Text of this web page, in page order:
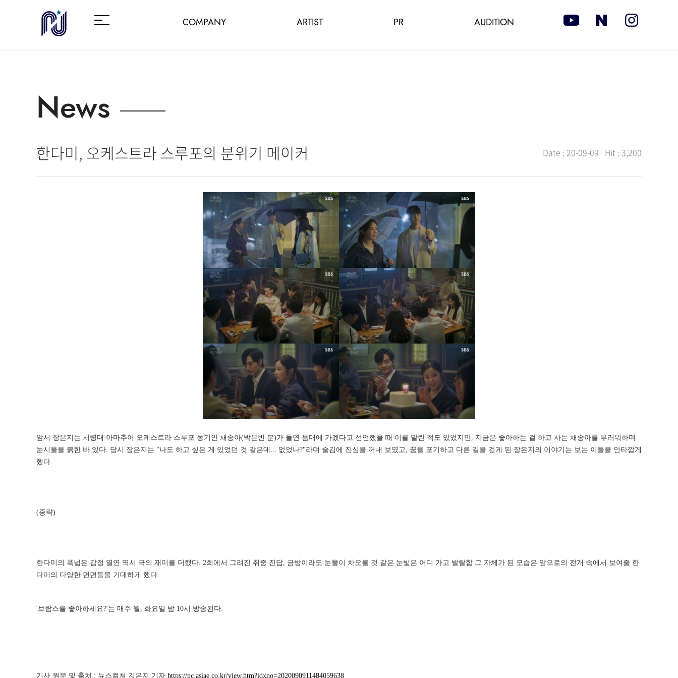
COMPANY ARTIST PR AUDITION
News
한다미, 오케스트라 스루포의 분위기 메이커 Date : 20-09-09 Hit : 3,200
앞서 장은지는 서령대 아마추어 오케스트라 스루포 동기인 채송아(박은빈 분)가 돌연 음대에 가겠다고 선언했을 때 이를 말린 적도 있었지만, 지금은 좋아하는 걸 하고 사는 채송아를 부러워하며
눈시울을 붉힌 바 있다. 당시 장은지는 "나도 하고 싶은 게 있었던 것 같은데... 없었나?"라며 술김에 진심을 꺼내 보였고, 꿈을 포기하고 다른 길을 걷게 된 장은지의 이야기는 보는 이들을 안타깝게
했다.
(중략)
한다미의 폭넓은 감정 열연 역시 극의 재미를 더했다. 2회에서 그려진 취중 진담, 금방이라도 눈물이 차오를 것 같은 눈빛은 어디 가고 발랄함 그 자체가 된 모습은 앞으로의 전개 속에서 보여줄 한
다미의 다양한 면면들을 기대하게 했다.
'브람스를 좋아하세요?'는 매주 월, 화요일 밤 10시 방송된다.
기사 원문 및 출처 : 뉴스컬쳐 김은지 기자 https://nc.asiae.co.kr/view.htm?idxno=2020090911484059638